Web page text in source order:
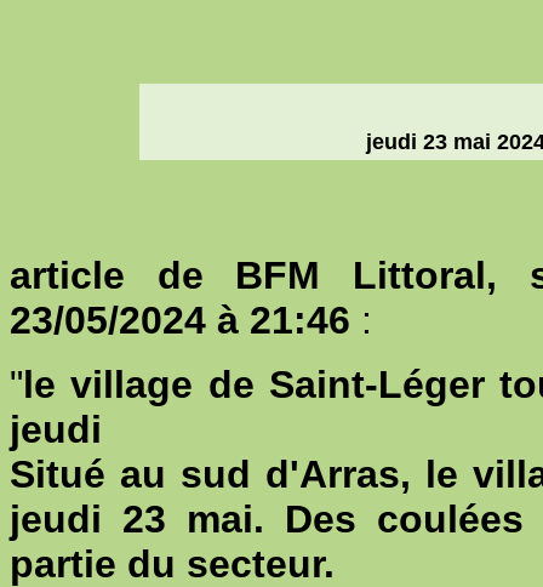
jeudi 23 mai
article de BFM Littoral,
23/05/2024 à 21:46 :
"le village de Saint-Léger
jeudi
Situé au sud d'Arras, le
jeudi 23 mai. Des
partie du secteur.